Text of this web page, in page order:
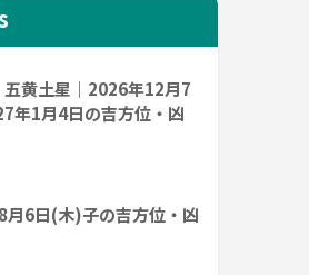
五黄土星｜2026年12月7
年1月4日の吉方位・凶
月6日(木)子の吉方位・凶